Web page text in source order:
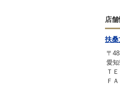
店
扶桑
〒
愛
Ｔ
Ｆ